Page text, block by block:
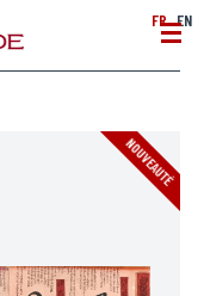
FR EN
NOUVEAUTÉ